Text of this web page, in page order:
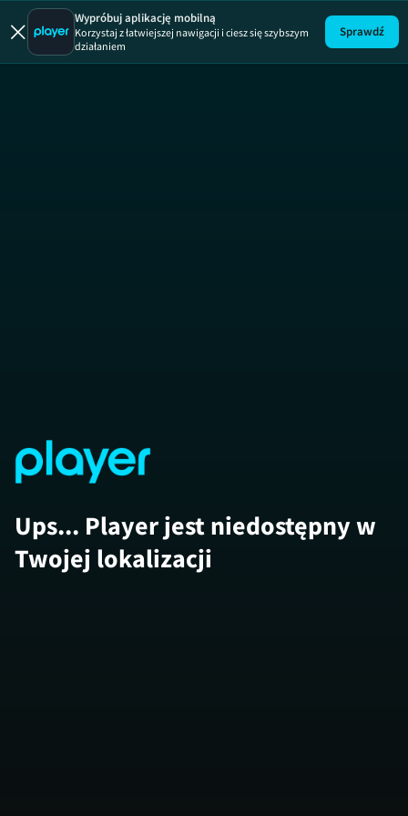
Wypróbuj aplikację mobilną
Korzystaj z łatwiejszej nawigacji i ciesz się szybszym
działaniem
Sprawdź
Ups... Player jest niedostępny w
Twojej lokalizacji